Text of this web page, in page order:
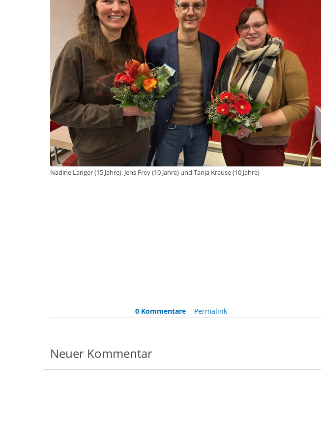
Nadine Langer (15 Jahre), Jens Frey (10 Jahre) und Tanja Krause (10 Jahre)
0 Kommentare Permalink
Neuer Kommentar